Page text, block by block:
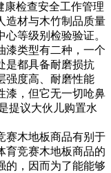
康检查安全工作管理
造材与木竹制品质量
等级别检验验证。
漆类型有二种，一个
是都具备耐磨损抗
强度高、耐磨性能
漆，但它无一切呛鼻
提议大伙儿购置水
赛木地板商品有别于
育竞赛木地板商品的
的，因而为了能能够